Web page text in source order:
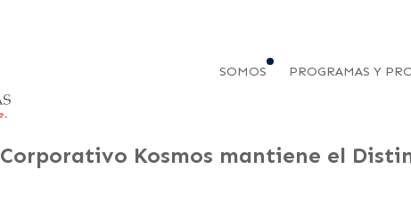
SOMOS PROGRAMAS Y
Corporativo Kosmos mantiene el